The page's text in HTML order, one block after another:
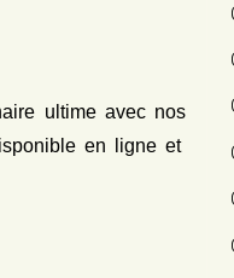
ultime avec nos
en ligne et